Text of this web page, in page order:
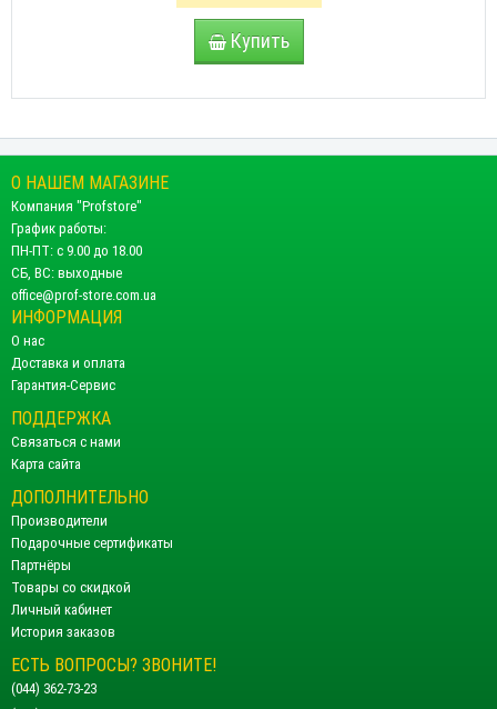
Купить
О НАШЕМ МАГАЗИНЕ
Компания "Profstore"
График работы:
ПН-ПТ: с 9.00 до 18.00
СБ, ВС: выходные
office@prof-store.com.ua
ИНФОРМАЦИЯ
О нас
Доставка и оплата
Гарантия-Сервис
ПОДДЕРЖКА
Связаться с нами
Карта сайта
ДОПОЛНИТЕЛЬНО
Производители
Подарочные сертификаты
Партнёры
Товары со скидкой
Личный кабинет
История заказов
ЕСТЬ ВОПРОСЫ? ЗВОНИТЕ!
(044) 362-73-23